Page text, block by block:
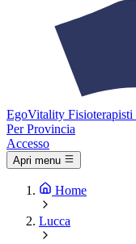
EgoVitality
Per Provincia
Accesso
Apri menu
Home
Lucca